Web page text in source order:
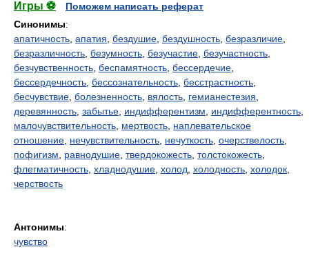
Игры ⚽
Поможем написать реферат
Синонимы:
апатичность апатия бездушие бездушность безразличие
безразличность безумность безучастие безучастность
безчувственность беспамятность бессердечие
бессердечность бессознательность бесстрастность
бесчувствие болезненность вялость гемианестезия
деревянность забытье индифферентизм индифферентность
малочувствительность мертвость наплевательское
отношение нечувствительность нечуткость очерствелость
пофигизм
равнодушие твердокожесть толстокожесть
флегматичность хладнодушие холод холодность холодок
черствость
Антонимы:
чувство